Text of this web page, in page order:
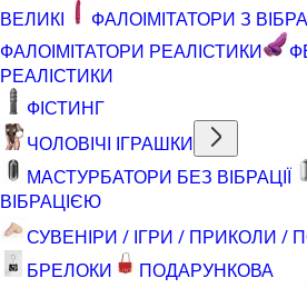
ВЕЛИКІ
ФАЛОІМІТАТОРИ З
ФАЛОІМІТАТОРИ РЕАЛІСТИКИ
РЕАЛІСТИКИ
ФІСТИНГ
ЧОЛОВІЧІ ІГРАШКИ
МАСТУРБАТОРИ БЕЗ ВІБРАЦІЇ
ВІБРАЦІЄЮ
СУВЕНІРИ / ІГРИ / ПРИКОЛИ /
БРЕЛОКИ
ПОДАРУНКОВА